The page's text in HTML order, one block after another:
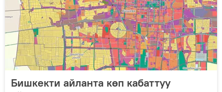
Бишкекти айланта көп кабаттуу